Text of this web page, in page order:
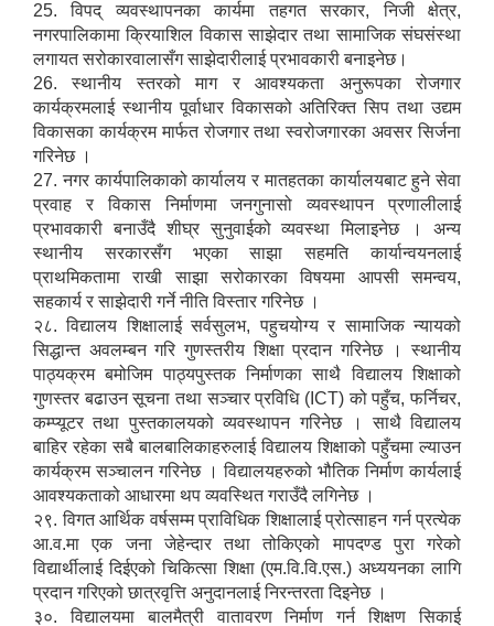
25. विपद् व्यवस्थापनका कार्यमा तहगत सरकार, निजी क्षेत्र,
नगरपालिकामा क्रियाशिल विकास साझेदार तथा सामाजिक संघसंस्था
लगायत सरोकारवालासँग साझेदारीलाई प्रभावकारी बनाइनेछ।
26. स्थानीय स्तरको माग र आवश्यकता अनुरूपका रोजगार
कार्यक्रमलाई स्थानीय पूर्वाधार विकासको अतिरिक्त सिप तथा उद्यम
विकासका कार्यक्रम मार्फत रोजगार तथा स्वरोजगारका अवसर सिर्जना
गरिनेछ ।
27. नगर कार्यपालिकाको कार्यालय र मातहतका कार्यालयबाट हुने सेवा
प्रवाह र विकास निर्माणमा जनगुनासो व्यवस्थापन प्रणालीलाई
प्रभावकारी बनाउँदै शीघ्र सुनुवाईको व्यवस्था मिलाइनेछ । अन्य
स्थानीय सरकारसँग भएका साझा सहमति कार्यान्वयनलाई
प्राथमिकतामा राखी साझा सरोकारका विषयमा आपसी समन्वय,
सहकार्य र साझेदारी गर्ने नीति विस्तार गरिनेछ ।
२८. विद्यालय शिक्षालाई सर्वसुलभ, पहुचयोग्य र सामाजिक न्यायको
सिद्धान्त अवलम्बन गरि गुणस्तरीय शिक्षा प्रदान गरिनेछ । स्थानीय
पाठ्यक्रम बमोजिम पाठ्यपुस्तक निर्माणका साथै विद्यालय शिक्षाको
गुणस्तर बढाउन सूचना तथा सञ्चार प्रविधि (ICT) को पहुँच, फर्निचर,
कम्प्यूटर तथा पुस्तकालयको व्यवस्थापन गरिनेछ । साथै विद्यालय
बाहिर रहेका सबै बालबालिकाहरुलाई विद्यालय शिक्षाको पहुँचमा ल्याउन
कार्यक्रम सञ्चालन गरिनेछ । विद्यालयहरुको भौतिक निर्माण कार्यलाई
आवश्यकताको आधारमा थप व्यवस्थित गराउँदै लगिनेछ ।
२९. विगत आर्थिक वर्षसम्म प्राविधिक शिक्षालाई प्रोत्साहन गर्न प्रत्येक
आ.व.मा एक जना जेहेन्दार तथा तोकिएको मापदण्ड पुरा गरेको
विद्यार्थीलाई दिईएको चिकित्सा शिक्षा (एम.वि.वि.एस.) अध्ययनका लागि
प्रदान गरिएको छात्रवृत्ति अनुदानलाई निरन्तरता दिइनेछ ।
३०. विद्यालयमा बालमैत्री वातावरण निर्माण गर्न शिक्षण सिकाई